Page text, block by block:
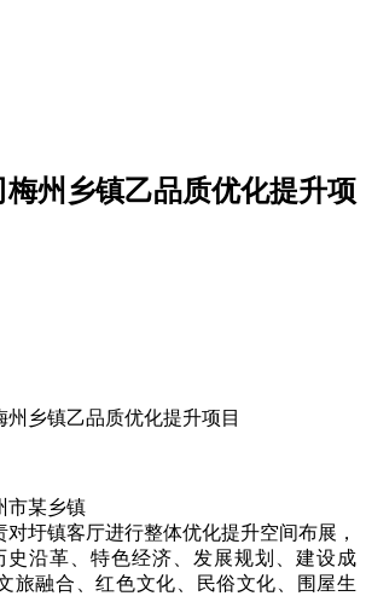
梅州乡镇乙品质优化提升项
乡镇乙品质优化提升项目
某乡镇
镇客厅进行整体优化提升空间布展，
史沿革、特色经济、发展规划、建设成
旅融合、红色文化、民俗文化、围屋生